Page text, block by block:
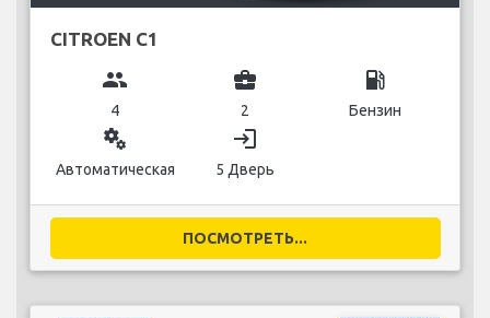
CITROEN C1
group
4
business_center
2
local_gas_station
Бензин
miscellaneous_services
Автоматическая
login
5 Дверь
ПОСМОТРЕТЬ...